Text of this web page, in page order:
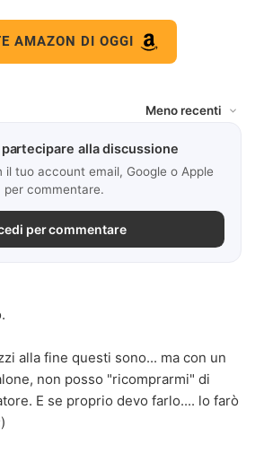
AMAZON DI OGGI
alla discussione
il tuo account email, Google o Apple
per commentare.
per commentare
alla fine questi sono... ma con un
non posso "ricomprarmi" di
E se proprio devo farlo.... lo farò